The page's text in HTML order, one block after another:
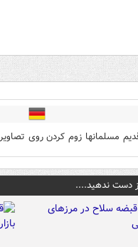
قدیم مسلمانها زوم کردن روی
دست ندهید....